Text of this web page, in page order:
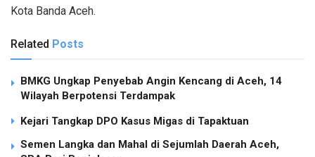
Kota Banda Aceh.
Related Posts
BMKG Ungkap Penyebab Angin Kencang di Aceh, 14
Wilayah Berpotensi Terdampak
Kejari Tangkap DPO Kasus Migas di Tapaktuan
Semen Langka dan Mahal di Sejumlah Daerah Aceh,